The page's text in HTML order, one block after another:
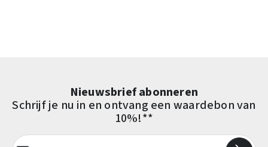
Nieuwsbrief abonneren
Schrijf je nu in en ontvang een waardebon van
10%!**
E-mailadres*